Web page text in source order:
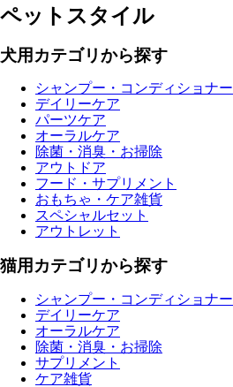
ペットスタイル
犬用カテゴリから探す
シャンプー・コンディショナー
デイリーケア
パーツケア
オーラルケア
除菌・消臭・お掃除
アウトドア
フード・サプリメント
おもちゃ・ケア雑貨
スペシャルセット
アウトレット
猫用カテゴリから探す
シャンプー・コンディショナー
デイリーケア
オーラルケア
除菌・消臭・お掃除
サプリメント
ケア雑貨